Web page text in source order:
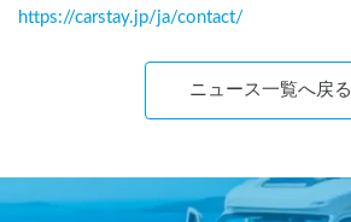
https://carstay.jp/ja/contact/
ニュース一覧へ戻る